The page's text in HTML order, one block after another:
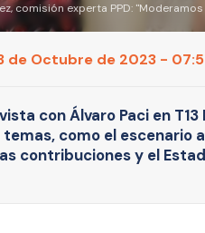
comisión experta PPD:
de Octubre de 2023 -
con Álvaro Paci en
temas, como el escenario
contribuciones y el